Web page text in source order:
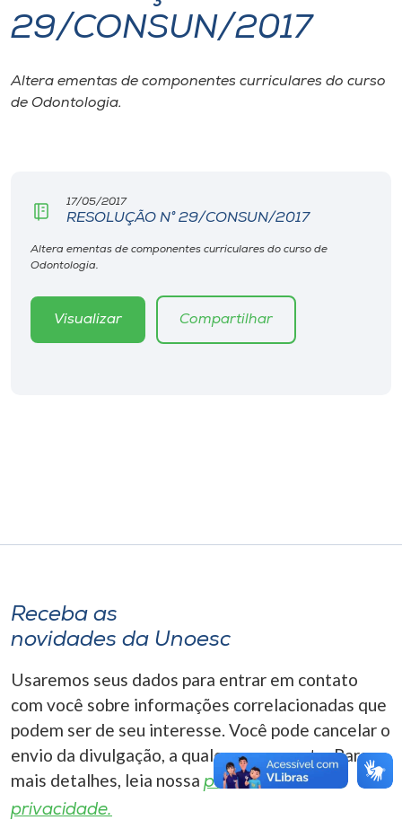
I.nova
Diplomados
CPA
Biblioteca
Editora
A-
29/CONSUN/2017
Altera ementas de componentes curriculares do curso
de Odontologia.
17/05/2017
RESOLUÇÃO N° 29/CONSUN/2017
Altera ementas de componentes curriculares do curso de
Odontologia.
Visualizar Compartilhar
Receba as
novidades da Unoesc
Usaremos seus dados para entrar em contato
com você sobre informações correlacionadas que
podem ser de seu interesse. Você pode cancelar o
envio da divulgação, a qualquer momento. Para
mais detalhes, leia nossa política de
privacidade.